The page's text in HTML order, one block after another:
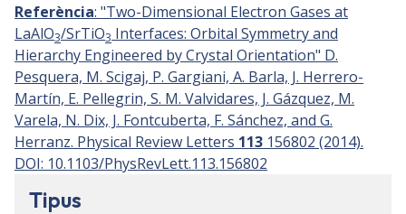
Referència: "Two-Dimensional Electron Gases at
LaAlO3/SrTiO3 Interfaces: Orbital Symmetry and
Hierarchy Engineered by Crystal Orientation" D.
Pesquera, M. Scigaj, P. Gargiani, A. Barla, J. Herrero-
Martín, E. Pellegrin, S. M. Valvidares, J. Gázquez, M.
Varela, N. Dix, J. Fontcuberta, F. Sánchez, and G.
Herranz. Physical Review Letters 113 156802 (2014).
DOI: 10.1103/PhysRevLett.113.156802
Tipus